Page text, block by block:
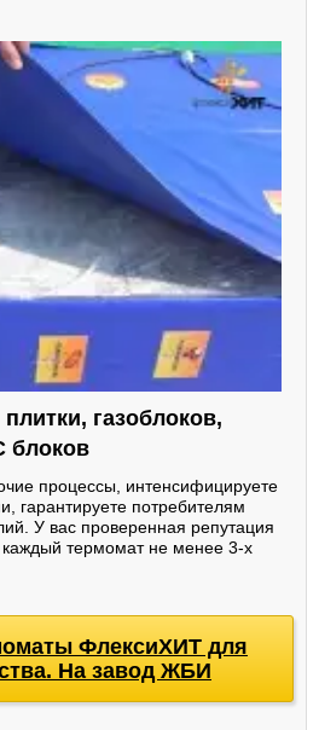
газоблоков,
блоков
процессы, интенсифицируете
гарантируете потребителям
У вас проверенная репутация
каждый термомат не менее 3-х
ФлексиХИТ для
На завод ЖБИ